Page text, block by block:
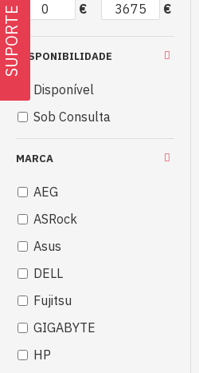
SUPORTE € €
MARCA
AEG
ASRock
Asus
DELL
Fujitsu
GIGABYTE
HP
DISPONIBILIDADE
Disponível
Sob Consulta